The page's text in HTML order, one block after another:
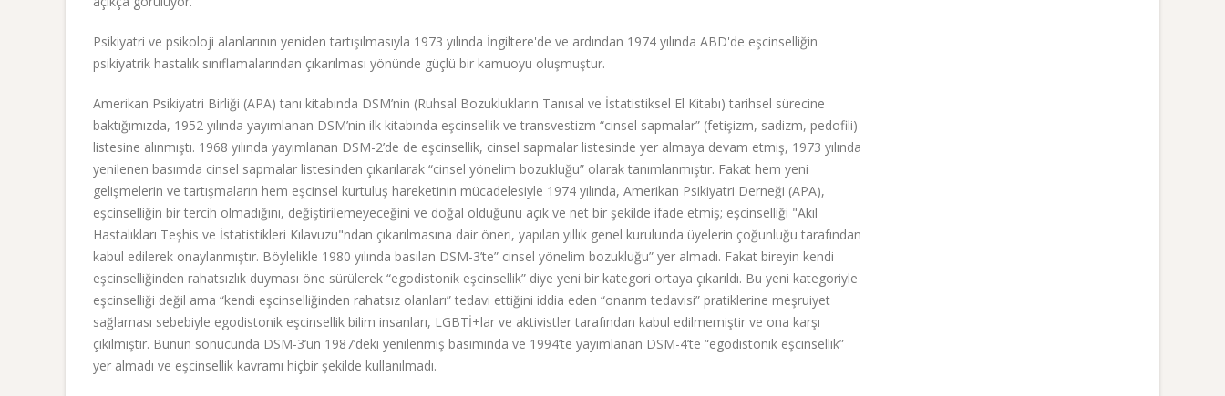
Psikiyatri ve psikoloji alanlarının yeniden tartışılmasıyla 1973 yılında İngiltere'de ve ardından 1974 yılında ABD'de eşcinselliğin
psikiyatrik hastalık sınıflamalarından çıkarılması yönünde güçlü bir kamuoyu oluşmuştur.
Amerikan Psikiyatri Birliği (APA) tanı kitabında DSM’nin (Ruhsal Bozuklukların Tanısal ve İstatistiksel El Kitabı) tarihsel sürecine
baktığımızda, 1952 yılında yayımlanan DSM’nin ilk kitabında eşcinsellik ve transvestizm “cinsel sapmalar” (fetişizm, sadizm, pedofili)
listesine alınmıştı. 1968 yılında yayımlanan DSM-2’de de eşcinsellik, cinsel sapmalar listesinde yer almaya devam etmiş, 1973 yılında
yenilenen basımda cinsel sapmalar listesinden çıkarılarak “cinsel yönelim bozukluğu” olarak tanımlanmıştır. Fakat hem yeni
gelişmelerin ve tartışmaların hem eşcinsel kurtuluş hareketinin mücadelesiyle 1974 yılında, Amerikan Psikiyatri Derneği (APA),
eşcinselliğin bir tercih olmadığını, değiştirilemeyeceğini ve doğal olduğunu açık ve net bir şekilde ifade etmiş; eşcinselliği "Akıl
Hastalıkları Teşhis ve İstatistikleri Kılavuzu"ndan çıkarılmasına dair öneri, yapılan yıllık genel kurulunda üyelerin çoğunluğu tarafından
kabul edilerek onaylanmıştır. Böylelikle 1980 yılında basılan DSM-3’te” cinsel yönelim bozukluğu” yer almadı. Fakat bireyin kendi
eşcinselliğinden rahatsızlık duyması öne sürülerek “egodistonik eşcinsellik” diye yeni bir kategori ortaya çıkarıldı. Bu yeni kategoriyle
eşcinselliği değil ama “kendi eşcinselliğinden rahatsız olanları” tedavi ettiğini iddia eden “onarım tedavisi” pratiklerine meşruiyet
sağlaması sebebiyle egodistonik eşcinsellik bilim insanları, LGBTİ+lar ve aktivistler tarafından kabul edilmemiştir ve ona karşı
çıkılmıştır. Bunun sonucunda DSM-3’ün 1987’deki yenilenmiş basımında ve 1994’te yayımlanan DSM-4’te “egodistonik eşcinsellik”
yer almadı ve eşcinsellik kavramı hiçbir şekilde kullanılmadı.